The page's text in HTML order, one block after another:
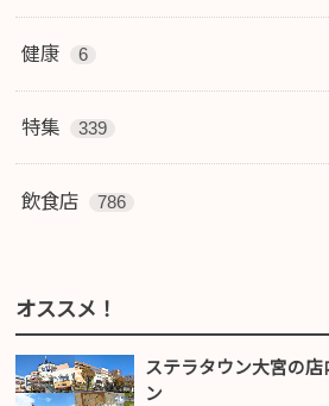
健康 6
特集 339
飲食店 786
オススメ！
ステラタウン大宮の
ン